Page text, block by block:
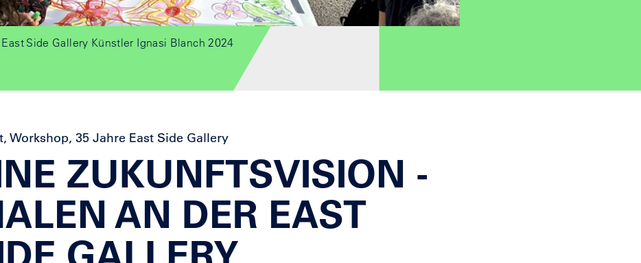
Side Gallery Künstler Ignasi Blanch 2024
Workshop, 35 Jahre East Side Gallery
ZUKUNFTSVISION -
AN DER EAST